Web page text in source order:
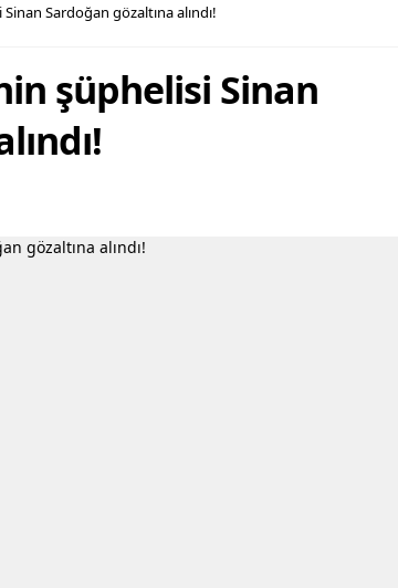
alabilmesine destek
Sardoğan gözaltına alındı!
şüphelisi Sinan